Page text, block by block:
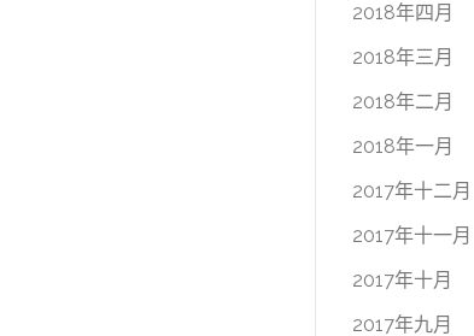
2018年四月
2018年三月
2018年二月
2018年一月
2017年十二月
2017年十一月
2017年十月
2017年九月